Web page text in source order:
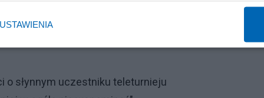
o słynnym uczestniku teleturnieju
USTAWIENIA